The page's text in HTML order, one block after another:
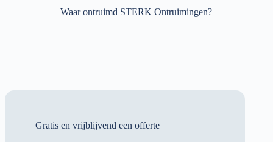
Waar ontruimd STERK Ontruimingen?
Gratis en vrijblijvend een offerte